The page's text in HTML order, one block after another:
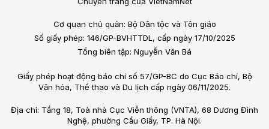
Cơ quan chủ quản: Bộ Dân tộc và Tôn giáo
Số giấy phép: 146/GP-BVHTTDL, cấp ngày 17/10/2025
Tổng biên tập: Nguyễn Văn Bá
Giấy phép hoạt động báo chí số 57/GP-BC do Cục Báo chí, Bộ
Văn hóa, Thể thao và Du lịch cấp ngày 06/11/2025.
Địa chỉ: Tầng 18, Toà nhà Cục Viễn thông (VNTA), 68 Dương Đình
Nghệ, phường Cầu Giấy, TP. Hà Nội.